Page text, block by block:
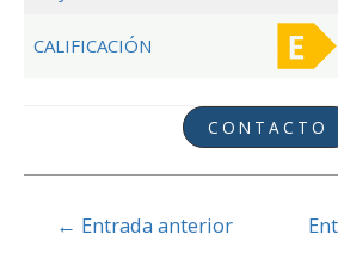
CALIFICACIÓN
CONTACTO
Navegación
← Entrada anterior